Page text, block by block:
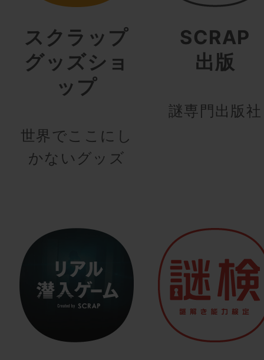
スクラップ
グッズショ
ップ
世界でここにし
かないグッズ
SCRAP
出版
謎専門出版社